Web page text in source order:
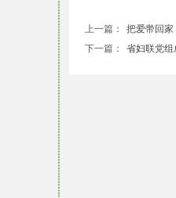
上一篇：
把爱带回家
下一篇：
省妇联党组